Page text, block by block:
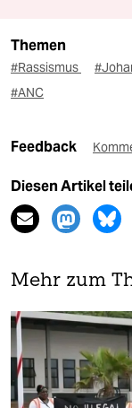
Themen
#Rassismus
#ANC
Feedback
Diesen Artikel
Mehr zum